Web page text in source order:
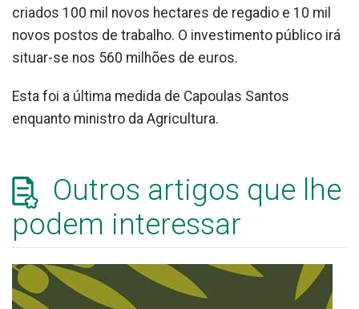
criados 100 mil novos hectares de regadio e 10 mil
novos postos de trabalho. O investimento público irá
situar-se nos 560 milhões de euros.
Esta foi a última medida de Capoulas Santos
enquanto ministro da Agricultura.
Outros artigos que lhe
podem interessar